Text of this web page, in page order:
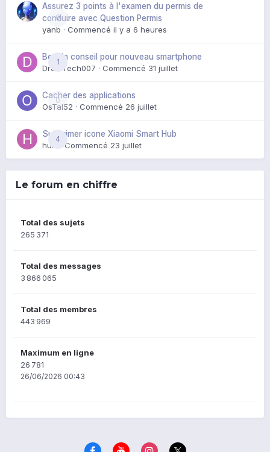
0
Assurez 3 points à l'examen du permis de
conduire avec Question Permis
yanb · Commencé il y a 6 heures
1
Besoin conseil pour nouveau smartphone
DroidTech007 · Commencé 31 juillet
0
Cacher des applications
OsTal52 · Commencé 26 juillet
4
Supprimer icone Xiaomi Smart Hub
huik · Commencé 23 juillet
Le forum en chiffre
Total des sujets
265 371
Total des messages
3 866 065
Total des membres
443 969
Maximum en ligne
26 781
26/06/2026 00:43